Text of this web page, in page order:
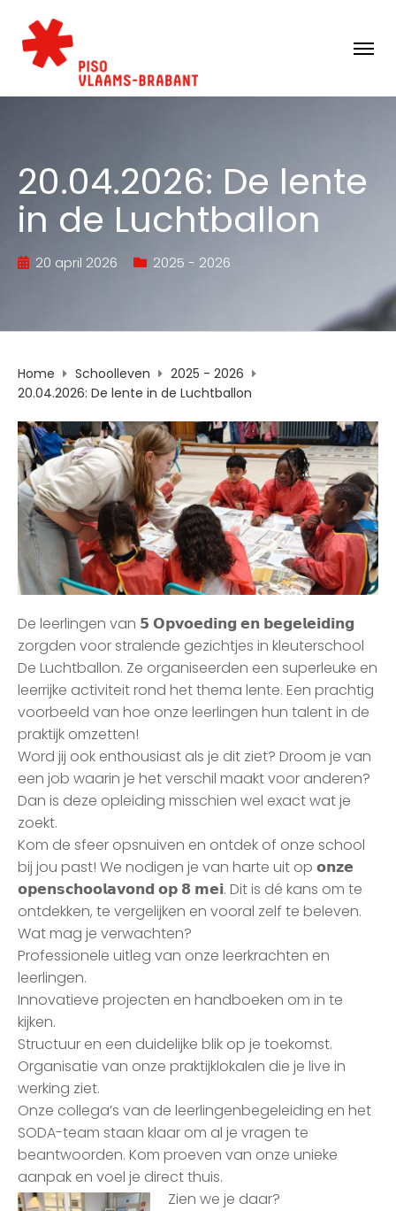
20.04.2026: De lente
in de Luchtballon
20 april 2026 2025 - 2026
Home Schoolleven
2025 - 2026
20.04.2026: De lente in de Luchtballon
De leerlingen van 𝟱 𝗢𝗽𝘃𝗼𝗲𝗱𝗶𝗻𝗴 𝗲𝗻 𝗯𝗲𝗴𝗲𝗹𝗲𝗶𝗱𝗶𝗻𝗴
zorgden voor stralende gezichtjes in kleuterschool
De Luchtballon. Ze organiseerden een superleuke en
leerrijke activiteit rond het thema lente. Een prachtig
voorbeeld van hoe onze leerlingen hun talent in de
praktijk omzetten!
Word jij ook enthousiast als je dit ziet? Droom je van
een job waarin je het verschil maakt voor anderen?
Dan is deze opleiding misschien wel exact wat je
zoekt.
Kom de sfeer opsnuiven en ontdek of onze school
bij jou past! We nodigen je van harte uit op 𝗼𝗻𝘇𝗲
𝗼𝗽𝗲𝗻𝘀𝗰𝗵𝗼𝗼𝗹𝗮𝘃𝗼𝗻𝗱 𝗼𝗽 𝟴 𝗺𝗲𝗶. Dit is dé kans om te
ontdekken, te vergelijken en vooral zelf te beleven.
Wat mag je verwachten?
Professionele uitleg van onze leerkrachten en
leerlingen.
Innovatieve projecten en handboeken om in te
kijken.
Structuur en een duidelijke blik op je toekomst.
Organisatie van onze praktijklokalen die je live in
werking ziet.
Onze collega’s van de leerlingenbegeleiding en het
SODA-team staan klaar om al je vragen te
beantwoorden. Kom proeven van onze unieke
aanpak en voel je direct thuis.
Zien we je daar?